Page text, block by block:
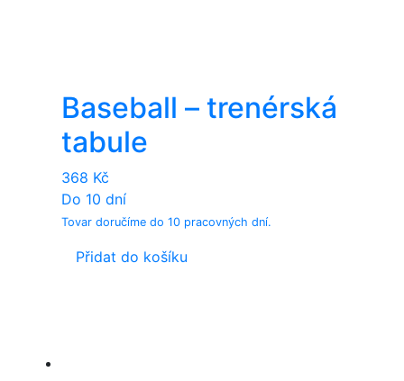
Baseball – trenérská
tabule
368 Kč
Do 10 dní
Tovar doručíme do 10 pracovných dní.
Přidat do košíku